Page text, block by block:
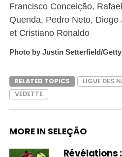
Francisco Conceição,
Quenda, Pedro Neto,
et Cristiano Ronaldo
Photo by Justin Setterfield/
RELATED TOPICS LIGUE DES
VEDETTE
MORE IN SELEÇÃO
Révélations